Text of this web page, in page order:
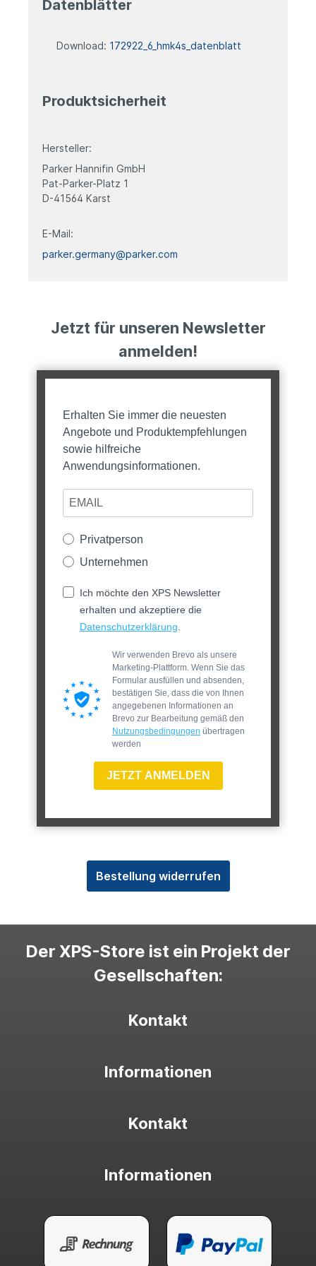
Hinweise
und Temperaturbereich sind
Maximalangaben. Die zulässigen Werte
Datenblätter
Download: 172922_6_hmk4s_datenblatt
Produktsicherheit
Hersteller:
Parker Hannifin GmbH
Pat-Parker-Platz 1
D-41564 Karst
E-Mail:
parker.germany@parker.com
Jetzt für unseren Newsletter
anmelden!
Erhalten Sie immer die neuesten
Angebote und Produktempfehlungen
sowie hilfreiche
Anwendungsinformationen.
Privatperson
Unternehmen
Ich möchte den XPS Newsletter
erhalten und akzeptiere die
Datenschutzerklärung
Wir verwenden Brevo als unsere
Marketing-Plattform. Wenn Sie das
Formular ausfüllen und absenden,
bestätigen Sie, dass die von Ihnen
angegebenen Informationen an
Brevo zur Bearbeitung gemäß den
Nutzungsbedingungen übertragen
werden
JETZT ANMELDEN
Bestellung widerrufen
Der XPS-Store ist ein Projekt der
Gesellschaften:
Kontakt
Informationen
Kontakt
Informationen